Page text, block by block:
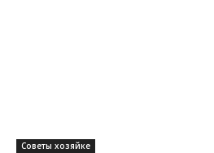
Советы хозяйке